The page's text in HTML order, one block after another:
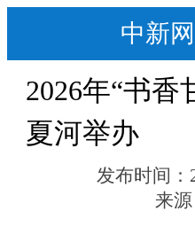
中新
2026年“书香
夏河举办
发布时间：
来源